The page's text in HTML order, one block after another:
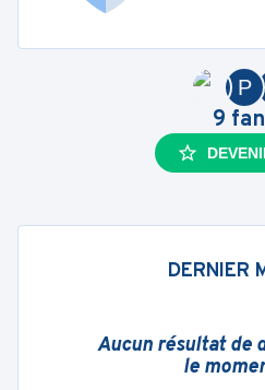
P
9
DERNIER
Aucun résultat de
le